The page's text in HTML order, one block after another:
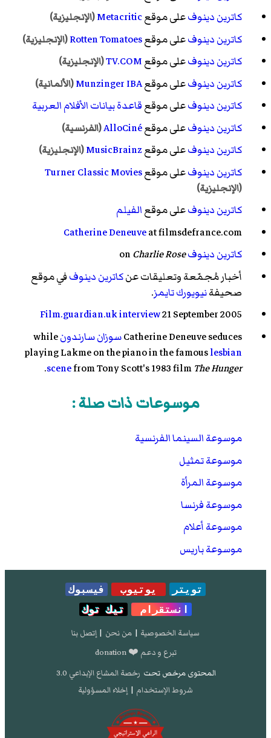
كاترين دينوفعلى موقعMetacritic(الإنجليزية)
كاترين دينوفعلى موقعRotten Tomatoes(الإنجليزية)
كاترين دينوفعلى موقعTV.COM(الإنجليزية)
كاترين دينوفعلى موقعMunzinger IBA(الألمانية)
كاترين دينوفعلى موقعقاعدة بيانات الأفلام العربية
كاترين دينوفعلى موقعAlloCiné(الفرنسية)
كاترين دينوفعلى موقعMusicBrainz(الإنجليزية)
كاترين دينوفعلى موقعTurner Classic Movies
(الإنجليزية)
كاترين دينوفعلى موقعالفيلم
Catherine Deneuveat filmsdefrance.com
كاترين دينوفon
Charlie Rose
أخبار مُجمّعة وتعليقات عنكاترين دينوففي موقع
صحيفةنيويورك تايمز.
Film.guardian.uk interview21 September 2005
Catherine Deneuve seducesسوزان سارندونwhile
playing Lakme on the piano in the famouslesbian
scenefrom Tony Scott's 1983 filmThe Hunger
.
موسوعات ذات صلة :
موسوعة السينما الفرنسية
موسوعة تمثيل
موسوعة المرأة
موسوعة فرنسا
موسوعة أعلام
موسوعة باريس
تويتر يوتيوب
فيسبوك
انستقرام
تيك توك
سياسة الخصوصية | من نحن | إتصل بنا
تبرع و دعم ❤️ donation
المحتوى مرخص تحت رخصة المشاع الإبداعي 3.0
شروط الإستخدام | إخلاء المسؤولية